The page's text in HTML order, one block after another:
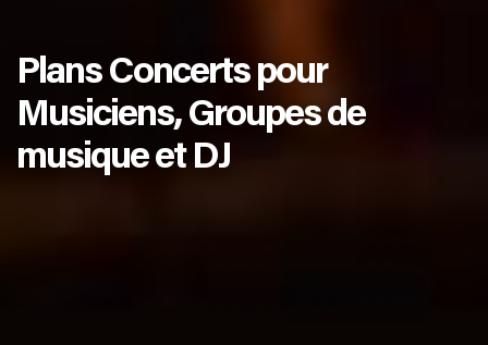
Plans Concerts pour
Musiciens, Groupes de
musique et DJ